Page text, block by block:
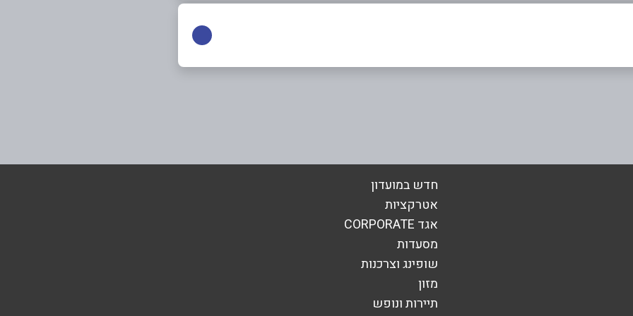
חדש במועדון
אטרקציות
אגד CORPORATE
מסעדות
שופינג וצרכנות
מזון
תיירות ונופש